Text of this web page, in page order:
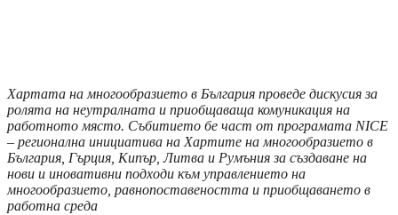
Хартата на многообразието в България проведе дискусия за
ролята на неутралната и приобщаваща комуникация на
работното място. Събитието бе част от програмата NICE
– регионална инициатива на Хартите на многообразието в
България, Гърция, Кипър, Литва и Румъния за създаване на
нови и иновативни подходи към управлението на
многообразието, равнопоставеността и приобщаването в
работна среда